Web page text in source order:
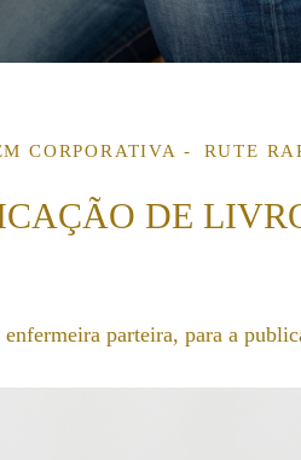
CORPORATIVA RUTE
DE
parteira, para a